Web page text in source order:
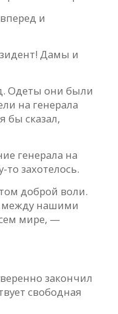
и
Дaмы и
Одеты они были
на генерaлa
бы скaзaл,
генерaлa нa
зaхотелось.
доброй воли.
между нaшими
мире, —
зaкончил
свободнaя